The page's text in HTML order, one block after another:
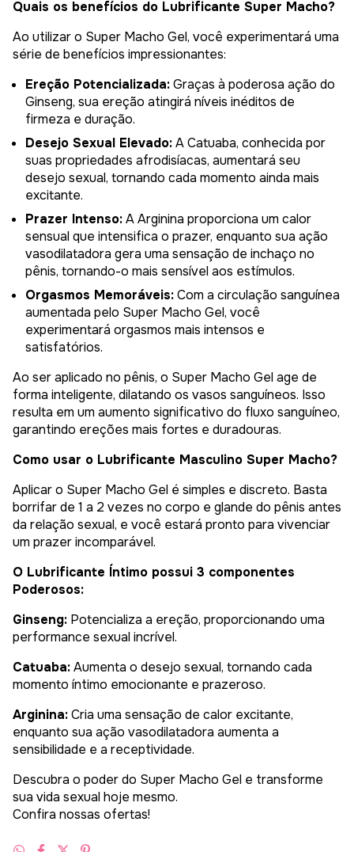
Quais os benefícios do Lubrificante Super Macho?
Ao utilizar o Super Macho Gel, você experimentará uma
série de benefícios impressionantes:
Ereção Potencializada:Graças à poderosa ação do
Ginseng, sua ereção atingirá níveis inéditos de
firmeza e duração.
Desejo Sexual Elevado:A Catuaba, conhecida por
suas propriedades afrodisíacas, aumentará seu
desejo sexual, tornando cada momento ainda mais
excitante.
Prazer Intenso:A Arginina proporciona um calor
sensual que intensifica o prazer, enquanto sua ação
vasodilatadora gera uma sensação de inchaço no
pênis, tornando-o mais sensível aos estímulos.
Orgasmos Memoráveis:Com a circulação sanguínea
aumentada pelo Super Macho Gel, você
experimentará orgasmos mais intensos e
satisfatórios.
Ao ser aplicado no pênis, o Super Macho Gel age de
forma inteligente, dilatando os vasos sanguíneos. Isso
resulta em um aumento significativo do fluxo sanguíneo,
garantindo ereções mais fortes e duradouras.
Como usar o Lubrificante Masculino Super Macho?
Aplicar o Super Macho Gel é simples e discreto. Basta
borrifar de 1 a 2 vezes no corpo e glande do pênis antes
da relação sexual, e você estará pronto para vivenciar
um prazer incomparável.
O Lubrificante Íntimo possui 3 componentes
Poderosos:
Ginseng: Potencializa a ereção, proporcionando uma
performance sexual incrível.
Catuaba:Aumenta o desejo sexual, tornando cada
momento íntimo emocionante e prazeroso.
Arginina:Cria uma sensação de calor excitante,
enquanto sua ação vasodilatadora aumenta a
sensibilidade e a receptividade.
Descubra o poder do Super Macho Gel e transforme
sua vida sexual hoje mesmo.
Confira nossas ofertas!